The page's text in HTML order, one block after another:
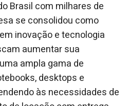
Brasil com milhares de
se consolidou como
inovação e tecnologia
aumentar sua
ampla gama de
desktops e
às necessidades de